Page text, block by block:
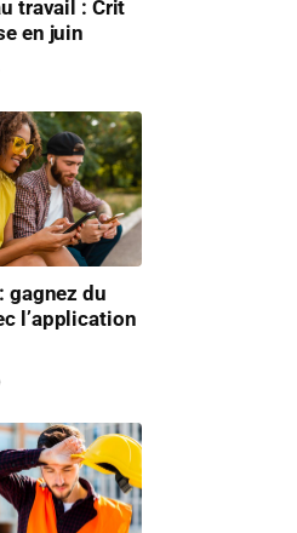
travail : Crit
en juin
gagnez du
l’application